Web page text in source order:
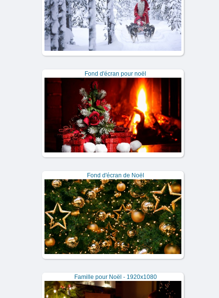
Fond d'écran pour noël
Fond d'écran de Noël
Famille pour Noël - 1920x1080